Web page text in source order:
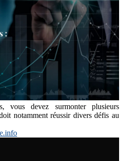
vous devez surmonter plusieurs
notamment réussir divers défis au